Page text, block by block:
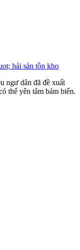
hải sản tồn kho
ngư dân đã đề xuất
thể yên tâm bám biển.